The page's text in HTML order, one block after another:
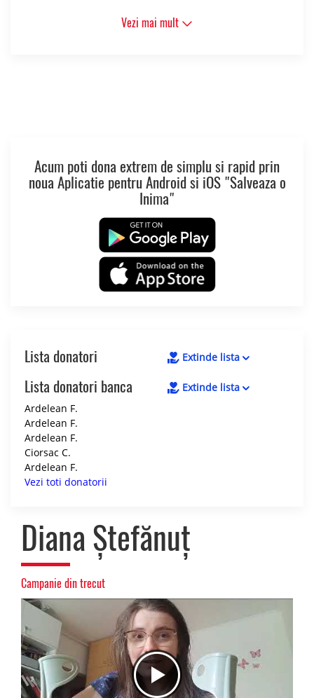
Vezi mai mult
Acum poti dona extrem de simplu si rapid prin
noua Aplicatie pentru Android si iOS "Salveaza o
Inima"
Lista donatori Extinde lista
Lista donatori banca
Extinde lista
Ardelean F.
Ardelean F.
Ardelean F.
Ciorsac C.
Ardelean F.
Vezi toti donatorii
Diana Ștefănuț
Campanie din trecut